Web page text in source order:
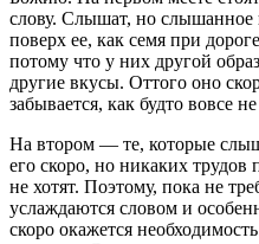
слову. Слышат, но слышанное
поверх ее, как семя при
потому что у них другой
другие вкусы. Оттого оно
забывается, как будто вовсе
На втором — те, которые
его скоро, но никаких
не хотят. Поэтому, пока не
услаждаются словом и
скоро окажется